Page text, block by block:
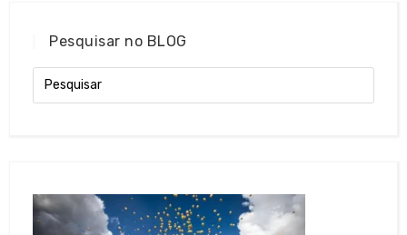
Pesquisar no BLOG